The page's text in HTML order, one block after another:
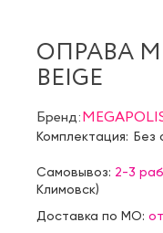
ОПРАВА
BEIGE
Бренд:
Комплектация: Без
Самовывоз: 2-3
Климовск)
Доставка по МО: